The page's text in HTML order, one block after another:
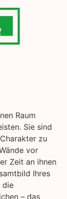
Raum
Sie sind
zu
vor
Zeit an ihnen
Ihres
die
– das